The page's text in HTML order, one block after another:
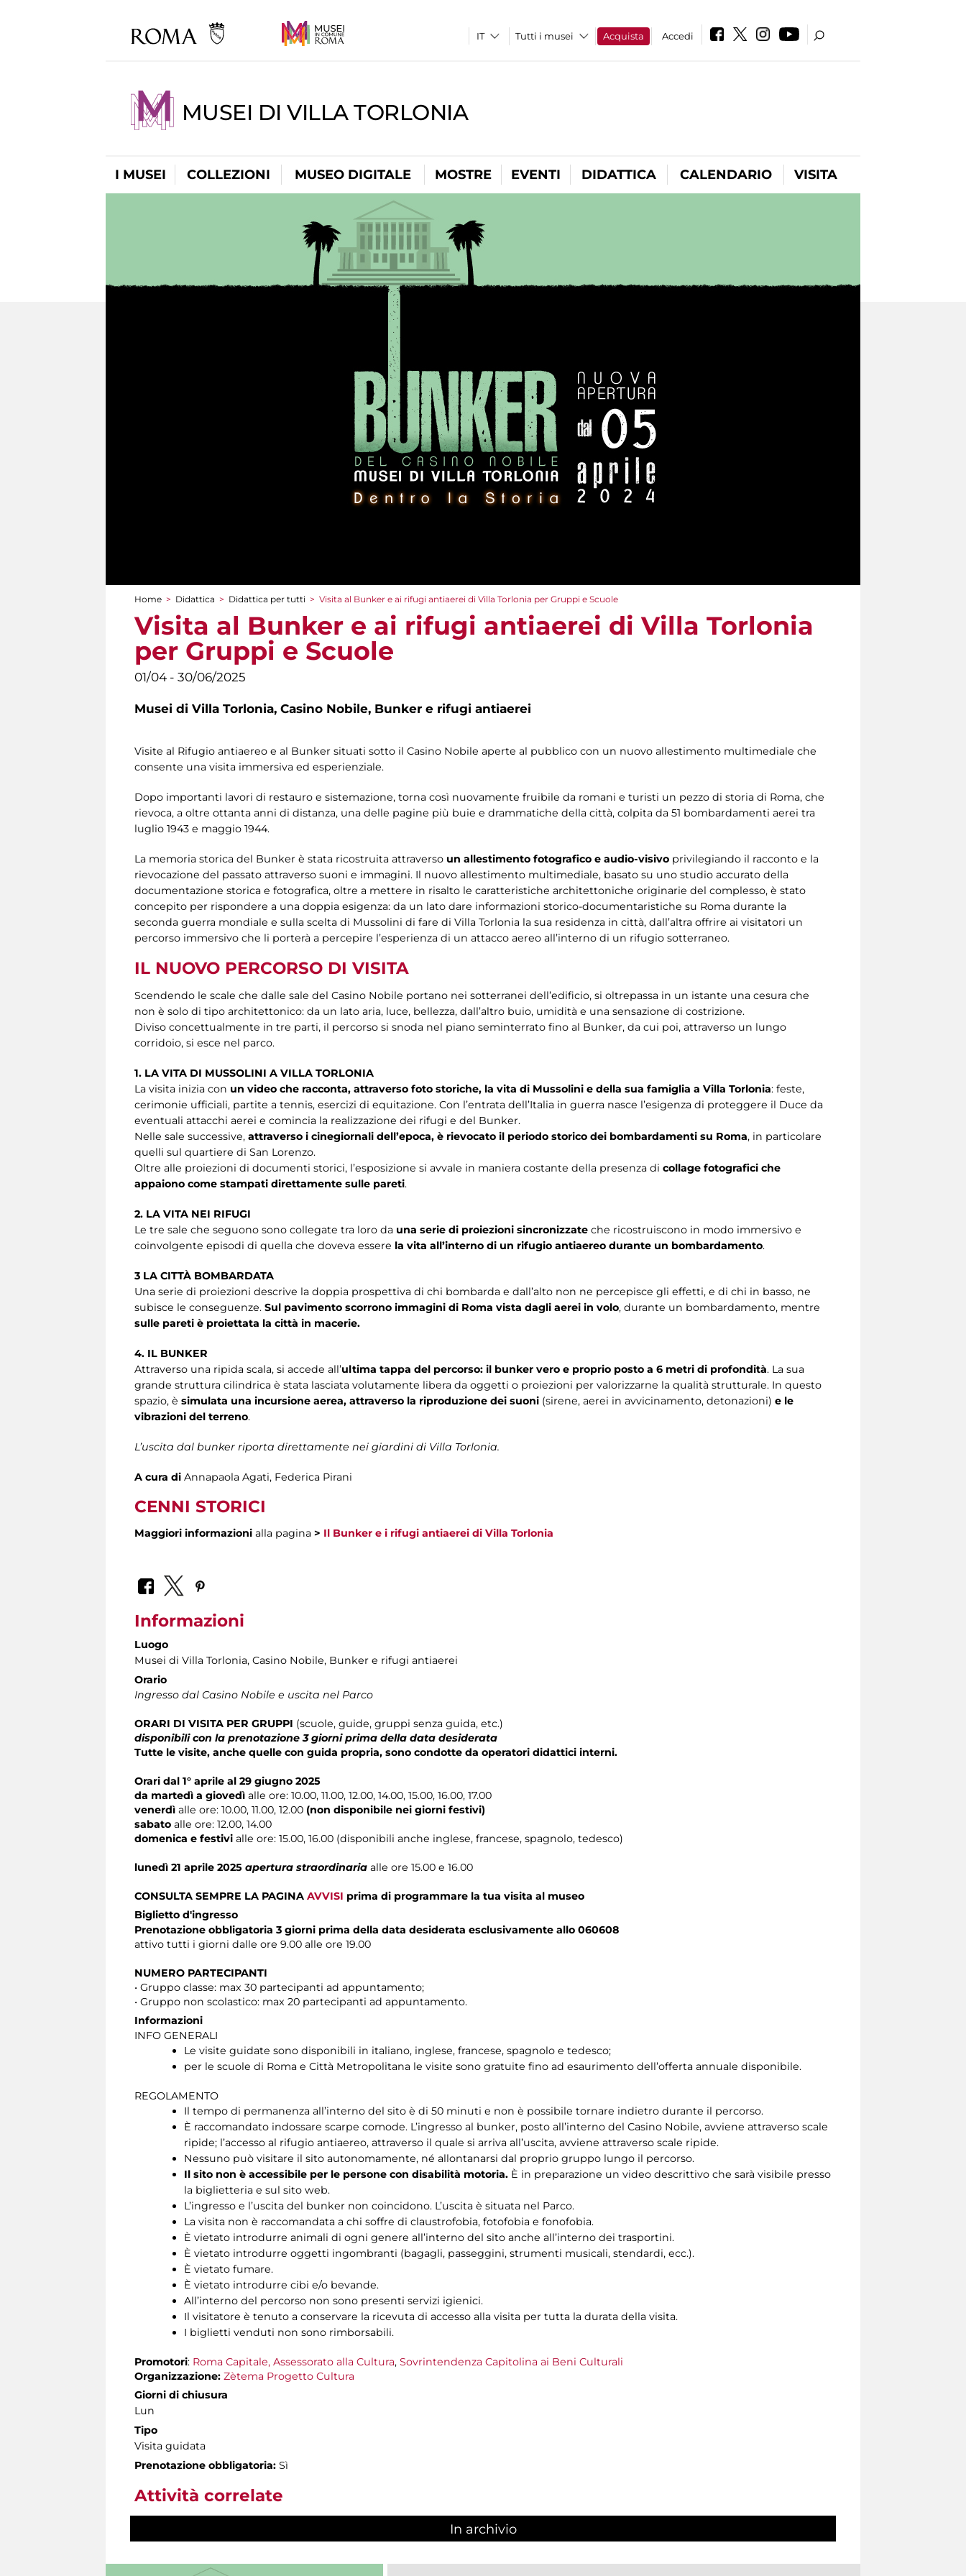
Tutti i musei Acquista Accedi
MUSEI DI VILLA TORLONIA
I MUSEI COLLEZIONI MUSEO DIGITALE MOSTRE EVENTI DIDATTICA CALENDARIO VISITA
Tu sei qui
Home > Didattica > Didattica per tutti > Visita al Bunker e ai rifugi antiaerei di Villa Torlonia per Gruppi e Scuole
Visita al Bunker e ai rifugi antiaerei di Villa Torlonia
per Gruppi e Scuole
01/04 - 30/06/2025
Musei di Villa Torlonia, Casino Nobile, Bunker e rifugi antiaerei
Visite al Rifugio antiaereo e al Bunker situati sotto il Casino Nobile aperte al pubblico con un nuovo allestimento multimediale che
consente una visita immersiva ed esperienziale.
Dopo importanti lavori di restauro e sistemazione, torna così nuovamente fruibile da romani e turisti un pezzo di storia di Roma, che
rievoca, a oltre ottanta anni di distanza, una delle pagine più buie e drammatiche della città, colpita da 51 bombardamenti aerei tra
luglio 1943 e maggio 1944.
La memoria storica del Bunker è stata ricostruita attraverso un allestimento fotografico e audio-visivo privilegiando il racconto e la
rievocazione del passato attraverso suoni e immagini. Il nuovo allestimento multimediale, basato su uno studio accurato della
documentazione storica e fotografica, oltre a mettere in risalto le caratteristiche architettoniche originarie del complesso, è stato
concepito per rispondere a una doppia esigenza: da un lato dare informazioni storico-documentaristiche su Roma durante la
seconda guerra mondiale e sulla scelta di Mussolini di fare di Villa Torlonia la sua residenza in città, dall’altra offrire ai visitatori un
percorso immersivo che li porterà a percepire l’esperienza di un attacco aereo all’interno di un rifugio sotterraneo.
IL NUOVO PERCORSO DI VISITA
Scendendo le scale che dalle sale del Casino Nobile portano nei sotterranei dell’edificio, si oltrepassa in un istante una cesura che
non è solo di tipo architettonico: da un lato aria, luce, bellezza, dall’altro buio, umidità e una sensazione di costrizione.
Diviso concettualmente in tre parti, il percorso si snoda nel piano seminterrato fino al Bunker, da cui poi, attraverso un lungo
corridoio, si esce nel parco.
1. LA VITA DI MUSSOLINI A VILLA TORLONIA
La visita inizia con un video che racconta, attraverso foto storiche, la vita di Mussolini e della sua famiglia a Villa Torlonia: feste,
cerimonie ufficiali, partite a tennis, esercizi di equitazione. Con l’entrata dell’Italia in guerra nasce l’esigenza di proteggere il Duce da
eventuali attacchi aerei e comincia la realizzazione dei rifugi e del Bunker.
Nelle sale successive, attraverso i cinegiornali dell’epoca, è rievocato il periodo storico dei bombardamenti su Roma, in particolare
quelli sul quartiere di San Lorenzo.
Oltre alle proiezioni di documenti storici, l’esposizione si avvale in maniera costante della presenza di collage fotografici che
appaiono come stampati direttamente sulle pareti.
2. LA VITA NEI RIFUGI
Le tre sale che seguono sono collegate tra loro da una serie di proiezioni sincronizzate che ricostruiscono in modo immersivo e
coinvolgente episodi di quella che doveva essere la vita all’interno di un rifugio antiaereo durante un bombardamento.
3 LA CITTÀ BOMBARDATA
Una serie di proiezioni descrive la doppia prospettiva di chi bombarda e dall’alto non ne percepisce gli effetti, e di chi in basso, ne
subisce le conseguenze. Sul pavimento scorrono immagini di Roma vista dagli aerei in volo, durante un bombardamento, mentre
sulle pareti è proiettata la città in macerie.
4. IL BUNKER
Attraverso una ripida scala, si accede all’ultima tappa del percorso: il bunker vero e proprio posto a 6 metri di profondità. La sua
grande struttura cilindrica è stata lasciata volutamente libera da oggetti o proiezioni per valorizzarne la qualità strutturale. In questo
spazio, è simulata una incursione aerea, attraverso la riproduzione dei suoni (sirene, aerei in avvicinamento, detonazioni) e le
vibrazioni del terreno.
L’uscita dal bunker riporta direttamente nei giardini di Villa Torlonia.
A cura di Annapaola Agati, Federica Pirani
CENNI STORICI
Maggiori informazioni alla pagina > Il Bunker e i rifugi antiaerei di Villa Torlonia
Informazioni
Luogo
Musei di Villa Torlonia, Casino Nobile, Bunker e rifugi antiaerei
Orario
Ingresso dal Casino Nobile e uscita nel Parco
ORARI DI VISITA PER GRUPPI (scuole, guide, gruppi senza guida, etc.)
disponibili con la prenotazione 3 giorni prima della data desiderata
Tutte le visite, anche quelle con guida propria, sono condotte da operatori didattici interni.
Orari dal 1° aprile al 29 giugno 2025
da martedì a giovedì alle ore: 10.00, 11.00, 12.00, 14.00, 15.00, 16.00, 17.00
venerdì alle ore: 10.00, 11.00, 12.00 (non disponibile nei giorni festivi)
sabato alle ore: 12.00, 14.00
domenica e festivi alle ore: 15.00, 16.00 (disponibili anche inglese, francese, spagnolo, tedesco)
lunedì 21 aprile 2025 apertura straordinaria alle ore 15.00 e 16.00
CONSULTA SEMPRE LA PAGINA AVVISI prima di programmare la tua visita al museo
Biglietto d'ingresso
Prenotazione obbligatoria 3 giorni prima della data desiderata esclusivamente allo 060608
attivo tutti i giorni dalle ore 9.00 alle ore 19.00
NUMERO PARTECIPANTI
• Gruppo classe: max 30 partecipanti ad appuntamento;
• Gruppo non scolastico: max 20 partecipanti ad appuntamento.
Informazioni
INFO GENERALI
Le visite guidate sono disponibili in italiano, inglese, francese, spagnolo e tedesco;
per le scuole di Roma e Città Metropolitana le visite sono gratuite fino ad esaurimento dell’offerta annuale disponibile.
REGOLAMENTO
Il tempo di permanenza all’interno del sito è di 50 minuti e non è possibile tornare indietro durante il percorso.
È raccomandato indossare scarpe comode. L’ingresso al bunker, posto all’interno del Casino Nobile, avviene attraverso scale
ripide; l’accesso al rifugio antiaereo, attraverso il quale si arriva all’uscita, avviene attraverso scale ripide.
Nessuno può visitare il sito autonomamente, né allontanarsi dal proprio gruppo lungo il percorso.
Il sito non è accessibile per le persone con disabilità motoria.È in preparazione un video descrittivo che sarà visibile presso
la biglietteria e sul sito web.
L’ingresso e l’uscita del bunker non coincidono. L’uscita è situata nel Parco.
La visita non è raccomandata a chi soffre di claustrofobia, fotofobia e fonofobia.
È vietato introdurre animali di ogni genere all’interno del sito anche all’interno dei trasportini.
È vietato introdurre oggetti ingombranti (bagagli, passeggini, strumenti musicali, stendardi, ecc.).
È vietato fumare.
È vietato introdurre cibi e/o bevande.
All’interno del percorso non sono presenti servizi igienici.
Il visitatore è tenuto a conservare la ricevuta di accesso alla visita per tutta la durata della visita.
I biglietti venduti non sono rimborsabili.
Promotori: Roma Capitale, Assessorato alla Cultura, Sovrintendenza Capitolina ai Beni Culturali
Organizzazione: Zètema Progetto Cultura
Giorni di chiusura
Lun
Tipo
Visita guidata
Prenotazione obbligatoria: Sì
Attività correlate
In archivio